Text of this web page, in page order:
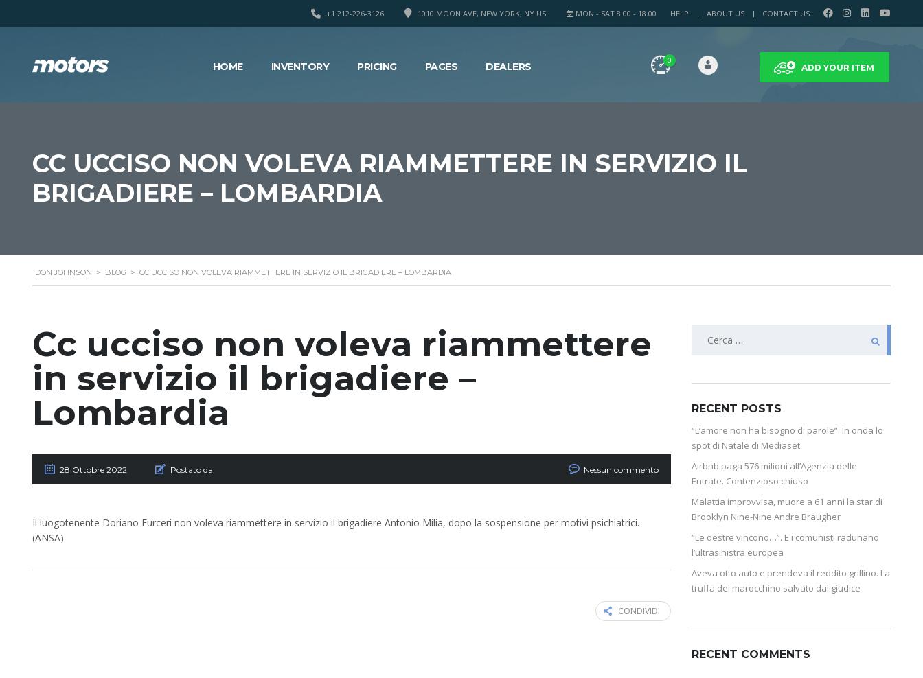
HELP ABOUT US CONTACT US
MON - SAT 8.00 - 18.00
1010 MOON AVE, NEW YORK, NY US
+1 212-226-3126
ADD YOUR ITEM
0
HOME INVENTORY PRICING PAGES DEALERS
CC UCCISO NON VOLEVA RIAMMETTERE IN SERVIZIO IL
BRIGADIERE – LOMBARDIA
DON JOHNSON > BLOG > CC UCCISO NON VOLEVA RIAMMETTERE IN SERVIZIO IL BRIGADIERE – LOMBARDIA
Cc ucciso non voleva riammettere
in servizio il brigadiere –
Lombardia
28 Ottobre 2022 Postato da: Nessun commento
Il luogotenente Doriano Furceri non voleva riammettere in servizio il brigadiere Antonio Milia, dopo la sospensione per motivi psichiatrici.
(ANSA)
CONDIVIDI
RECENT POSTS
“L’amore non ha bisogno di parole”. In onda lo
spot di Natale di Mediaset
Airbnb paga 576 milioni all’Agenzia delle
Entrate. Contenzioso chiuso
Malattia improvvisa, muore a 61 anni la star di
Brooklyn Nine-Nine Andre Braugher
“Le destre vincono…”. E i comunisti radunano
l’ultrasinistra europea
Aveva otto auto e prendeva il reddito grillino. La
truffa del marocchino salvato dal giudice
RECENT COMMENTS